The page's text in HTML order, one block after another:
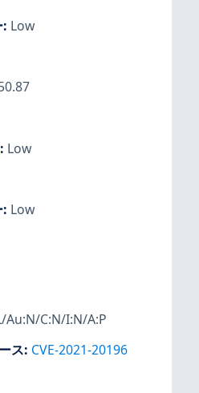
: Low
: Low
: Low
Au:N/C:N/I:N/A:P
ス: CVE-2021-20196